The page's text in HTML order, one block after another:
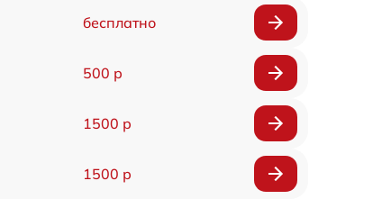
бесплатно
500 р
1500 р
1500 р